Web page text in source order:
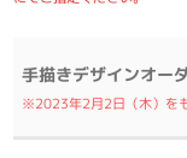
手描きデザインオー
※2023年2月2日（木）を